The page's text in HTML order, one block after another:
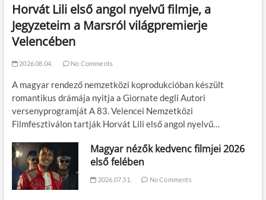
Horvát Lili első angol nyelvű filmje, a
Jegyzeteim a Marsról világpremierje
Velencében
2026.08.04. No Comments
A magyar rendező nemzetközi koprodukcióban készült
romantikus drámája nyitja a Giornate degli Autori
versenyprogramját A 83. Velencei Nemzetközi
Filmfesztiválon tartják Horvát Lili első angol nyelvű…
Magyar nézők kedvenc filmjei 2026
első felében
2026.07.31. No Comments